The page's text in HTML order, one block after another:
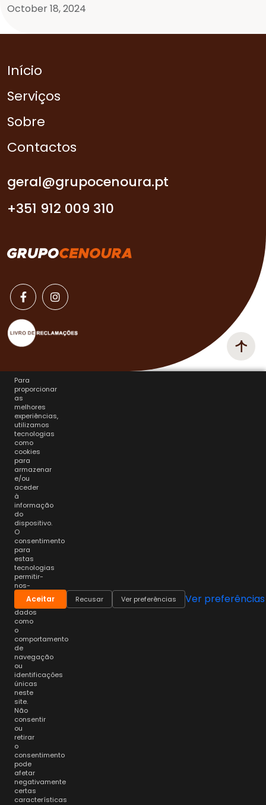
October 18, 2024
Início
Serviços
Sobre
Contactos
geral@grupocenoura.pt
+351 912 009 310
Para
proporcionar
as
melhores
experiências,
utilizamos
tecnologias
como
cookies
para
armazenar
e/ou
aceder
à
informação
do
dispositivo.
O
consentimento
para
estas
tecnologias
permitir-
nos-
á
processar
dados
como
o
comportamento
de
navegação
ou
identificações
únicas
neste
site.
Não
consentir
ou
retirar
o
consentimento
pode
afetar
negativamente
certas
características
Aceitar Recusar Ver preferências Ver preferências